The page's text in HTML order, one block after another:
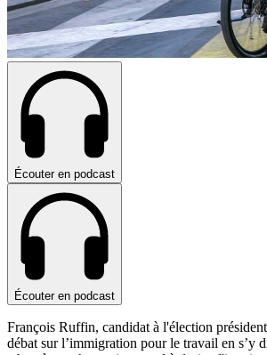
Écouter en podcast
Écouter en podcast
François Ruffin, candidat à l'élection
débat sur l’immigration pour le travail en s’y